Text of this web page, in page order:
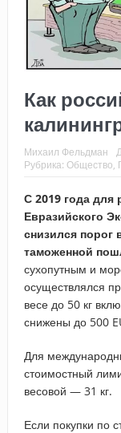
Как
Михаил Фельдман
Рубрика: Общество
С 2019 года для
Евразийского
снизился порог
таможенной
сухопутным и
осуществлялся
весе до 50 кг
снижены до 500
Для
стоимостный
весовой — 31 кг.
Если покупки по